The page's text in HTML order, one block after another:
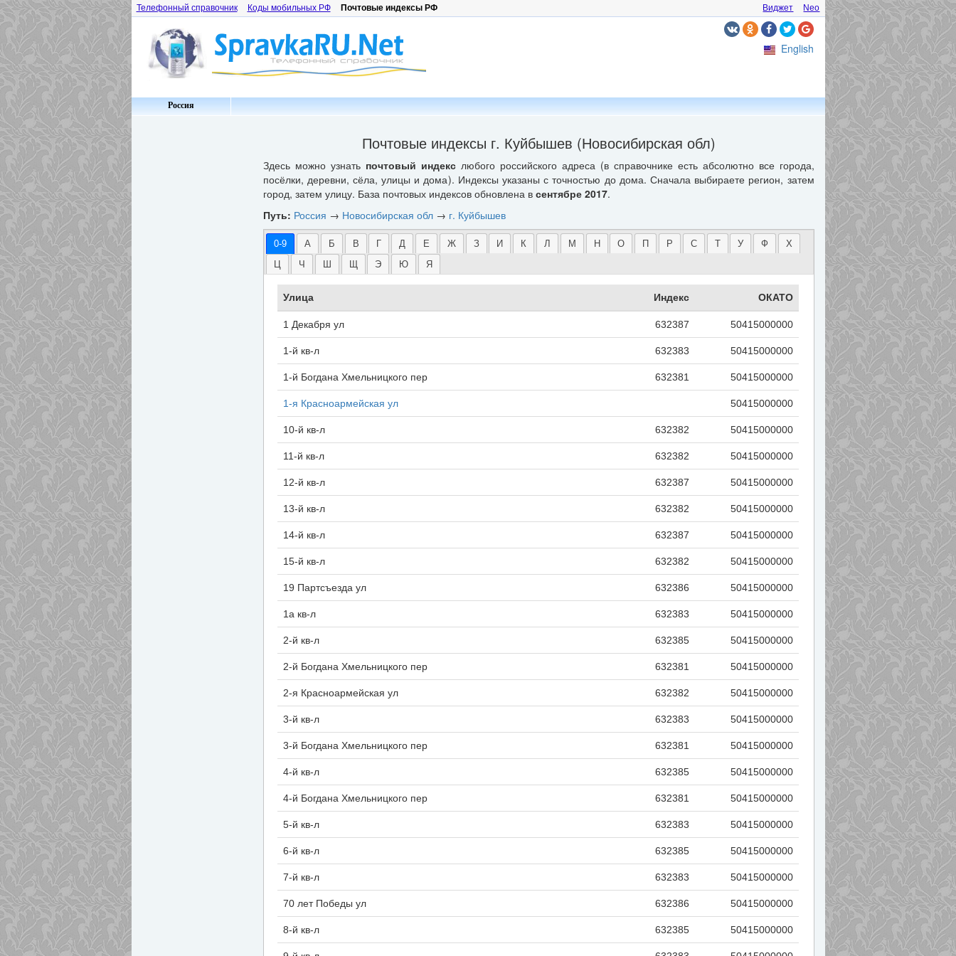
Телефонный справочник Коды мобильных РФ Почтовые индексы РФ Neo
Виджет
English
Россия
Почтовые индексы г. Куйбышев (Новосибирская обл)
Здесь можно узнать почтовый индекслюбого российского адреса (в справочнике есть абсолютно все города,
посёлки, деревни, сёла, улицы и дома). Индексы указаны с точностью до дома. Сначала выбираете регион, затем
город, затем улицу. База почтовых индексов обновлена в сентябре 2017.
Путь: Россия → Новосибирская обл→ г. Куйбышев
0-9 А Б В Г Д Е Ж З И К Л М Н О П Р С Т У Ф
Х
Ч Э Ю Я
Улица Индекс ОКАТО
1 Декабря ул 632387 50415000000
1-й кв-л 632383 50415000000
1-й Богдана Хмельницкого пер 632381 50415000000
1-я Красноармейская ул 50415000000
10-й кв-л 632382 50415000000
11-й кв-л 632382 50415000000
12-й кв-л 632387 50415000000
13-й кв-л 632382 50415000000
14-й кв-л 632387 50415000000
15-й кв-л 632382 50415000000
19 Партсъезда ул 632386 50415000000
1а кв-л 632383 50415000000
2-й кв-л 632385 50415000000
2-й Богдана Хмельницкого пер 632381 50415000000
2-я Красноармейская ул 632382 50415000000
3-й кв-л 632383 50415000000
3-й Богдана Хмельницкого пер 632381 50415000000
4-й кв-л 632385 50415000000
4-й Богдана Хмельницкого пер 632381 50415000000
5-й кв-л 632383 50415000000
6-й кв-л 632385 50415000000
7-й кв-л 632383 50415000000
70 лет Победы ул 632386 50415000000
8-й кв-л 632385 50415000000